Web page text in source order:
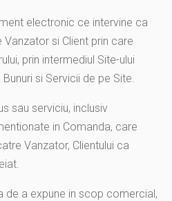
electronic ce intervine ca
si Client prin care
prin intermediul Site-ului
si Servicii de pe Site.
sau serviciu, inclusiv
in Comanda, care
Vanzator, Clientului ca
de a expune in scop comercial,